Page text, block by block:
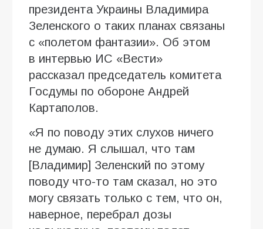
президента Украины Владимира
Зеленского о таких планах связаны
с «полетом фантазии». Об этом
в интервью ИC «Вести»
рассказал председатель комитета
Госдумы по обороне Андрей
Картаполов.
«Я по поводу этих слухов ничего
не думаю. Я слышал, что там
[Владимир] Зеленский по этому
поводу что-то там сказал, но это
могу связать только с тем, что он,
наверное, перебрал дозы